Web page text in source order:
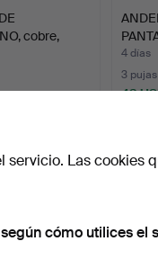
cobre,
4 días
3 pujas
43
servicio. Las cookies
cómo utilices el